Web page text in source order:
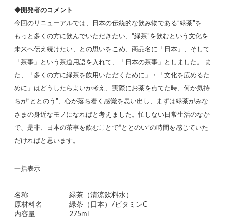
◆開発者のコメント
今回のリニューアルでは、日本の伝統的な飲み物である“緑茶”を
もっと多くの方に飲んでいただきたい、“緑茶”を飲むという文化を
未来へ伝え続けたい、との思いをこめ、商品名に「日本」、そして
「茶事」という茶道用語を入れて、「日本の茶事」としました。 ま
た、「多くの方に緑茶を飲用いただくために」・「文化を広めるた
めに」はどうしたらよいか考え、実際にお茶を点てた時、何か気持
ちが“ととのう”、心が落ち着く感覚を思い出し、まずは緑茶がみな
さまの身近なモノになればと考えました。忙しない日常生活のなか
で、是非、日本の茶事を飲むことで“ととのい”の時間を感じていた
だければと思います。
一括表示
名称
緑茶（清涼飲料水）
原材料名
緑茶（日本）/ビタミンC
内容量
275ml